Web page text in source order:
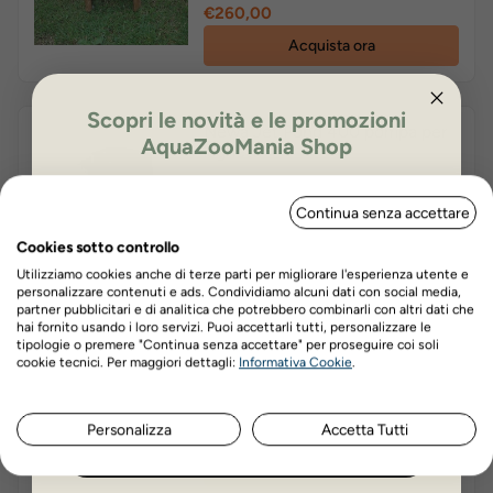
Prezzo
€260,00
Acquista ora
Newa Jet Pond 400 pompa per
laghetti
Oase Pompa Aquarius Fountain
Set 4000
Prezzo
€192,00
Scopri le novità e le promozioni
AquaZooMania Shop
ISCRIVITI PER OTTENERE IL 5%
DI SCONTO
Nome Cognome
Continua senza accettare
Cookies sotto controllo
Utilizziamo cookies anche di terze parti per migliorare l'esperienza utente e
personalizzare contenuti e ads. Condividiamo alcuni dati con social media,
partner pubblicitari e di analitica che potrebbero combinarli con altri dati che
hai fornito usando i loro servizi. Puoi accettarli tutti, personalizzare le
tipologie o premere "Continua senza accettare" per proseguire coi soli
cookie tecnici. Per maggiori dettagli: Informativa Cookie.
Personalizza Accetta Tutti